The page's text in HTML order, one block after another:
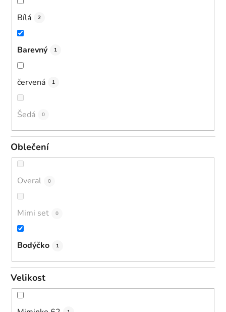
Bílá 2
Barevný 1
červená 1
Šedá 0
Oblečení
Overal 0
Mimi set 0
Bodýčko 1
Velikost